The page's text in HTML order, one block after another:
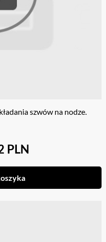
szwów na nodze.
PLN